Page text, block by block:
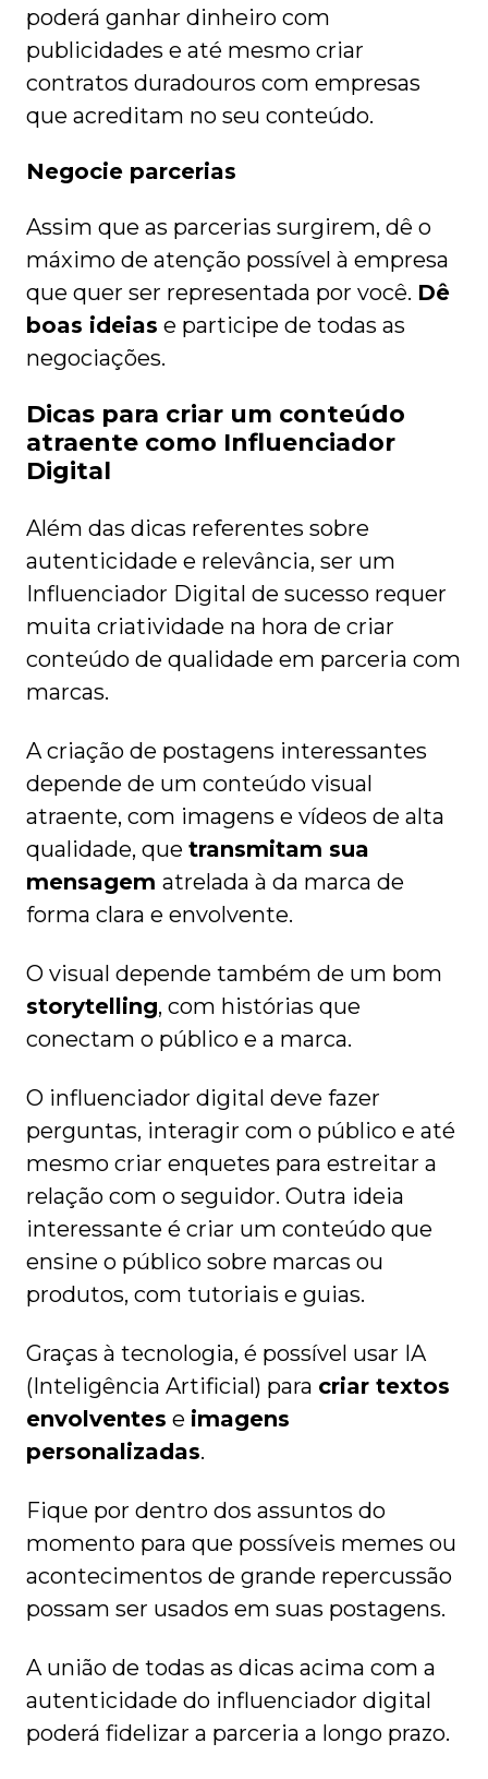
poderá ganhar dinheiro com
publicidades e até mesmo criar
contratos duradouros com empresas
que acreditam no seu conteúdo.
Negocie parcerias
Assim que as parcerias surgirem, dê o
máximo de atenção possível à empresa
que quer ser representada por você. Dê
boas ideias e participe de todas as
negociações.
Dicas para criar um conteúdo
atraente como Influenciador
Digital
Além das dicas referentes sobre
autenticidade e relevância, ser um
Influenciador Digital de sucesso requer
muita criatividade na hora de criar
conteúdo de qualidade em parceria com
marcas.
A criação de postagens interessantes
depende de um conteúdo visual
atraente, com imagens e vídeos de alta
qualidade, que transmitam sua
mensagem atrelada à da marca de
forma clara e envolvente.
O visual depende também de um bom
storytelling, com histórias que
conectam o público e a marca.
O influenciador digital deve fazer
perguntas, interagir com o público e até
mesmo criar enquetes para estreitar a
relação com o seguidor. Outra ideia
interessante é criar um conteúdo que
ensine o público sobre marcas ou
produtos, com tutoriais e guias.
Graças à tecnologia, é possível usar IA
(Inteligência Artificial) para criar textos
envolventes e imagens
personalizadas.
Fique por dentro dos assuntos do
momento para que possíveis memes ou
acontecimentos de grande repercussão
possam ser usados em suas postagens.
A união de todas as dicas acima com a
autenticidade do influenciador digital
poderá fidelizar a parceria a longo prazo.